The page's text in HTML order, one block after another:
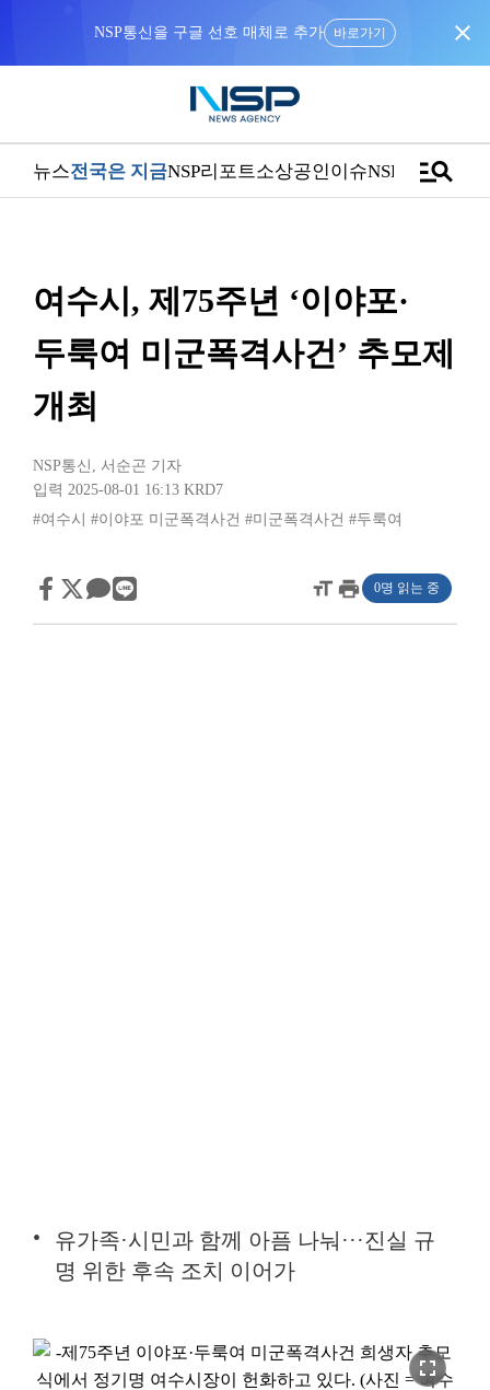
NSP통신을 구글 선호 매체로 추가 바로가기 close
뉴스전국은 지금NSP리포트소상공인이슈NSPTVmanage_search
여수시, 제75주년 ‘이야포·
두룩여 미군폭격사건’ 추모제
개최
NSP통신 , 서순곤 기자
입력 2025-08-01 16:13 KRD7
#여수시
#이야포 미군폭격사건 #미군폭격사건 #두룩여
format_sizeprint 0명 읽는 중
유가족·시민과 함께 아픔 나눠···진실 규
명 위한 후속 조치 이어가
fullscreen